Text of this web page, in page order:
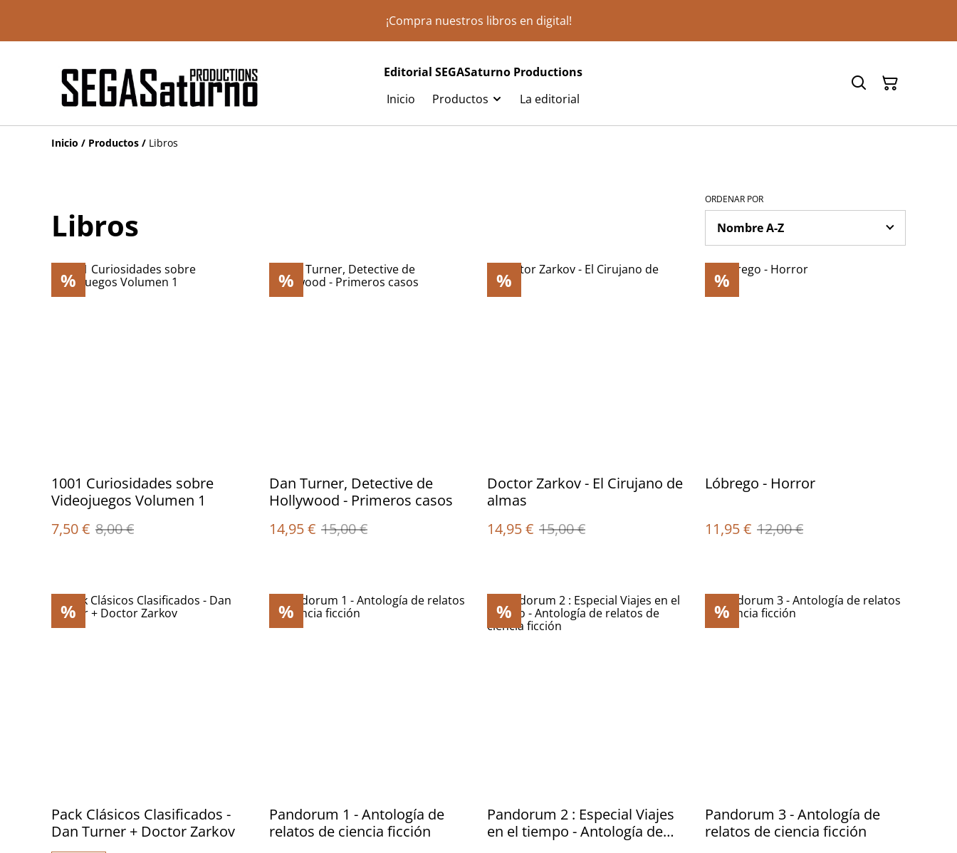
¡Compra nuestros libros en digital!
Editorial SEGASaturno Productions
Inicio
Productos La editorial
Inicio / Productos / Libros
Libros
ORDENAR POR
%
1001 Curiosidades sobre
Videojuegos Volumen 1
7,50 € 8,00 €
%
Dan Turner, Detective de
Hollywood - Primeros casos
14,95 € 15,00 €
%
Doctor Zarkov - El Cirujano de
almas
14,95 € 15,00 €
%
Lóbrego - Horror
11,95 € 12,00 €
%
Pack Clásicos Clasificados -
Dan Turner + Doctor Zarkov
%
Pandorum 1 - Antología de
relatos de ciencia ficción
%
Pandorum 2 : Especial Viajes
en el tiempo - Antología de
%
Pandorum 3 - Antología de
relatos de ciencia ficción